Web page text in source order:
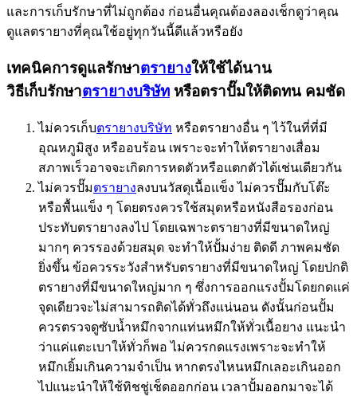
และการเก็บรักษาที่ไม่ถูกต้อง ก่อนอื่นคุณต้องลองเช็กดูว่าคุณ
ดูแลตรายางที่คุณใช้อยู่ทุกวันนี้ดีแล้วหรือยัง
เทคนิคการดูแลรักษาตรายางให้ใช้ได้นาน
วิธีเก็บรักษาตรายางบริษัท หรือตราปั๊มให้ติดทน คมชัด
ไม่ควรเก็บตรายางบริษัท หรือตรายางอื่น ๆ ไว้ในที่ที่มี
อุณหภูมิสูง หรืออบร้อน เพราะจะทำให้ตรายางเสื่อม
สภาพเร็วอาจจะเกิดการหดตัวหรือแตกตัวได้เช่นเดียวกัน
ไม่ควรปั๊มตรายางลงบนวัสดุเนื้อแข็ง ไม่ควรปั๊มกับโต๊ะ
หรือพื้นแข็ง ๆ โดยตรงควรใช้สมุดหรือหนังสือรองก่อน
ประทับตรายางลงไป โดยเฉพาะตรายางที่มีขนาดใหญ่
มากๆ ควรรองด้วยสมุด จะทำให้ปั้มง่าย ติดดี ภาพคมชัด
ยิ่งขึ้น ข้อควรระวังสำหรับตรายางที่มีขนาดใหญ่ โดยปกติ
ตรายางที่มีขนาดใหญ่มาก ๆ ซึ่งการออกแรงปั้มโดยกดแค่
จุดเดียวจะไม่สามารถติดได้ทั่วถึงแน่นอน ดังนั้นก่อนปั้ม
ควรตรวจดูซับน้ำหมึกจากแท่นหมึกให้ทั่วเนื้อยาง แนะนำ
ว่าแค่แตะเบาให้ทั่วก็พอ ไม่ควรกดแรงเพราะจะทำให้
หมึกเยิ้มเกินความจำเป็น หากตรงไหนหมึกเลอะเกินออก
ไปแนะนำให้ใช้ทิชชู่เช็ดออกก่อน เวลาปั้มออกมาจะได้